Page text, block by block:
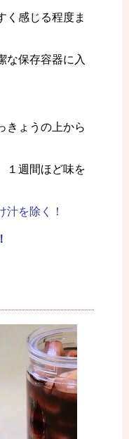
く感じる程度ま
な保存容器に入
きょうの上から
１週間ほど味を
を除く！